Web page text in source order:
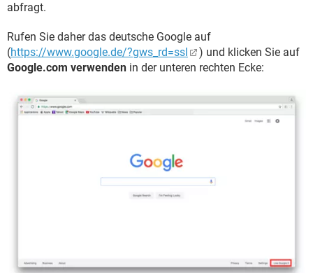
abfragt.
Rufen Sie daher das deutsche Google auf
(https://www.google.de/?gws_rd=ssl
) und klicken Sie auf
Google.com verwenden in der unteren rechten Ecke: